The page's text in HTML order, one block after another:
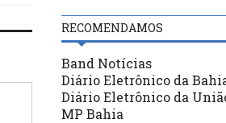
RECOMENDAMOS
Band Notícias
Diário Eletrônico da
Diário Eletrônico da
MP Bahia